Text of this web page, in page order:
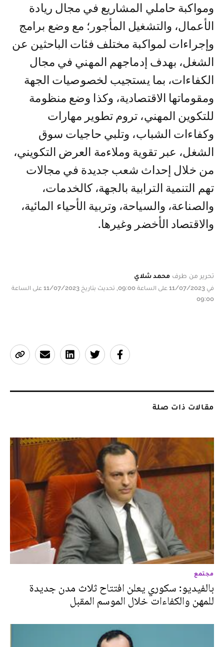
ومواكبة حاملي المشاريع في مجال ريادة
الأعمال، والتشغيل المأجور؛ مع وضع برامج
وإجراءات لمواكبة مختلف فئات الباحثين عن
الشغل، بهدف إدماجهم المهني في مجال
الكفاءات، بما يستجيب لخصوصيات الجهة
ومقوماتها الاقتصادية، وكذا وضع منظومة
للتكوين المهني، تروم تطوير مهارات
وكفاءات الشباب، وتلبي حاجيات سوق
الشغل، عبر تقوية وملاءمة العرض التكويني،
من خلال إحداث شعب جديدة في مجالات
تهم التنمية الترابية بالجهة، كالخدمات،
والصناعة، والسياحة، وتربية الأحياء المائية،
والاقتصاد الأخضر وغيرها.
تحرير من طرف محمد شلاي
في 11/07/2023 على الساعة 09:00, تحديث بتاريخ 11/07/2023 على الساعة
09:00
مقالات ذات صلة
مجتمع
بالفيديو: سكوري يعلن افتتاح ثلاث مدن جديدة
للمهن والكفاءات خلال الموسم المقبل